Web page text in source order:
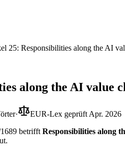
25: Responsibilities along the AI
along the AI value
· EUR-Lex geprüft Apr. 2026
betrifft Responsibilities along